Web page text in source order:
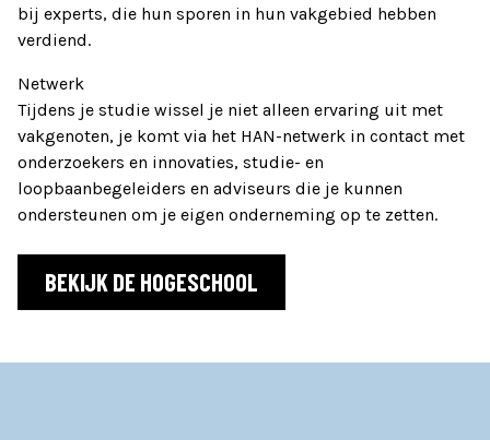
bij experts, die hun sporen in hun vakgebied hebben
verdiend.
Netwerk
Tijdens je studie wissel je niet alleen ervaring uit met
vakgenoten, je komt via het HAN-netwerk in contact met
onderzoekers en innovaties, studie- en
loopbaanbegeleiders en adviseurs die je kunnen
ondersteunen om je eigen onderneming op te zetten.
BEKIJK DE HOGESCHOOL